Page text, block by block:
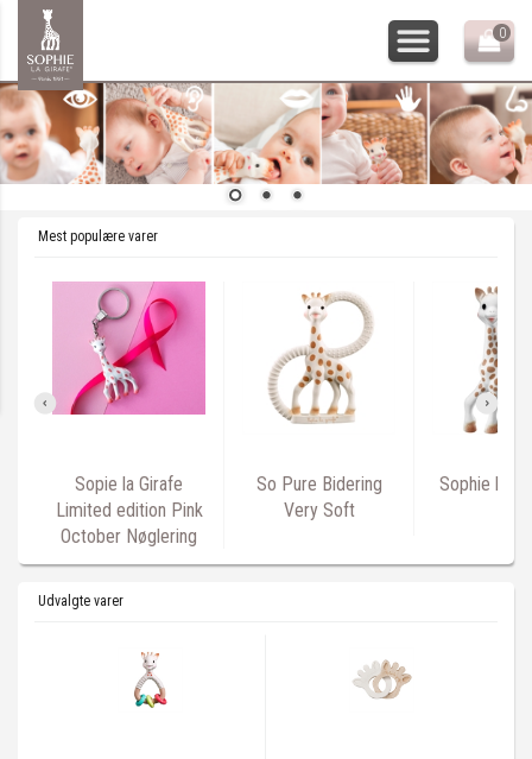
0
Mest populære varer
Sopie la Girafe
Limited edition Pink
October Nøglering
So Pure Bidering
Very Soft
Sophie la
Udvalgte varer